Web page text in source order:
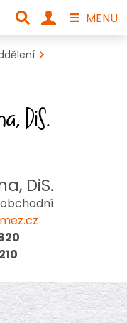
DiS.
DiS.
MENU